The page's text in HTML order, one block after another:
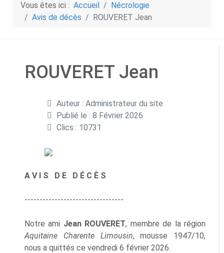
Vous êtes ici : Accueil
Nécrologie
Avis de décès
ROUVERET Jean
ROUVERET Jean
Détails Auteur : Administrateur du site
Publié le : 8 Février 2026
Clics : 10731
A V I S D E D É C È S
---------------------------------
Notre ami Jean ROUVERET, membre de la région
Aquitaine Charente Limousin, mousse 1947/10,
nous a quittés ce vendredi 6 février 2026.